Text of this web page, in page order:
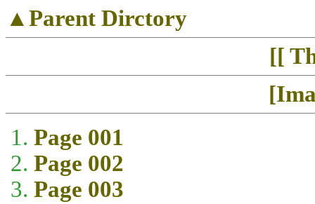
▲Parent Dirctory
[[
Page 001
Page 002
Page 003